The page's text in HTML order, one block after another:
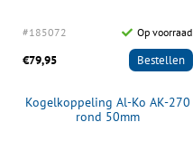
#185072 Op voorraad
€79,95 Bestellen
Kogelkoppeling Al-Ko AK-270
rond 50mm